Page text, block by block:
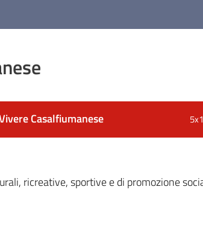
Casalfiumanese
ricreative, sportive e di promozione